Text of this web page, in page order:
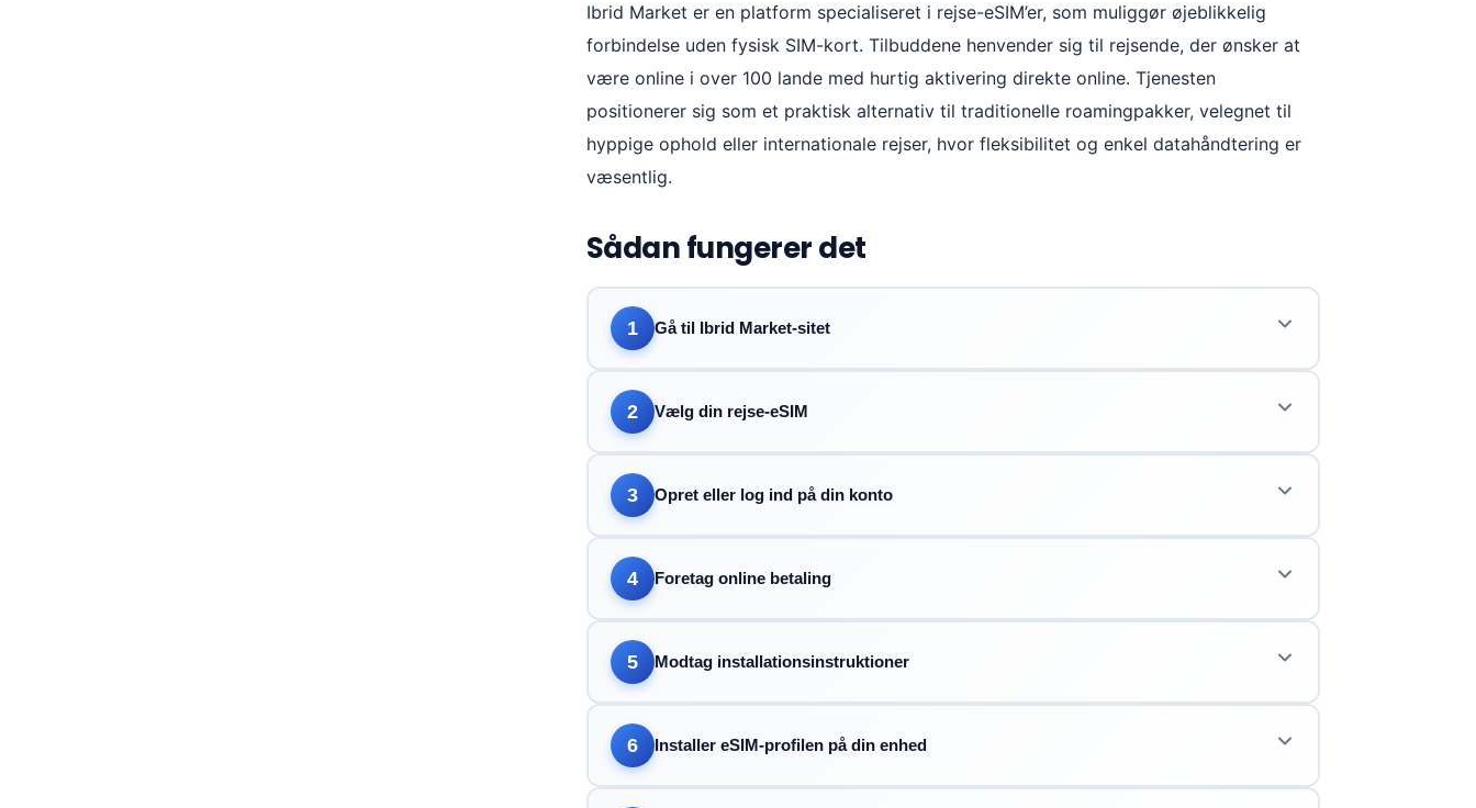
Ibrid Market er en platform specialiseret i rejse-eSIM’er, som muliggør øjeblikkelig
forbindelse uden fysisk SIM-kort. Tilbuddene henvender sig til rejsende, der ønsker at
være online i over 100 lande med hurtig aktivering direkte online. Tjenesten
positionerer sig som et praktisk alternativ til traditionelle roamingpakker, velegnet til
hyppige ophold eller internationale rejser, hvor fleksibilitet og enkel datahåndtering er
væsentlig.
Sådan fungerer det
1 Gå til Ibrid Market-sitet
2 Vælg din rejse-eSIM
3 Opret eller log ind på din konto
4 Foretag online betaling
5 Modtag installationsinstruktioner
6 Installer eSIM-profilen på din enhed